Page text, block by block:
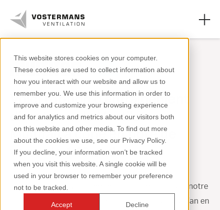
This website stores cookies on your computer.
These cookies are used to collect information about
how you interact with our website and allow us to
remember you. We use this information in order to
improve and customize your browsing experience
and for analytics and metrics about our visitors both
on this website and other media. To find out more
about the cookies we use, see our Privacy Policy.
If you decline, your information won’t be tracked
when you visit this website. A single cookie will be
used in your browser to remember your preference
not to be tracked.
Accept Decline
Ventilateurs
Secteurs agricoles
Secteurs industriels
Ressources
À propos de nous
Voici l'option d'entraînement
direct pour le Ventilateur
Multifan à cône en fibre de
verre de 140 cm!
Nous sommes ravis d'annoncer le dernier ajout à notre
gamme de produits - le ventilateur conique Multifan en